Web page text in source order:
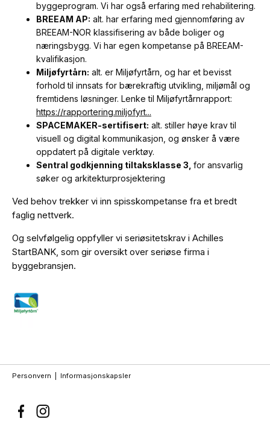
byggeprogram. Vi har også erfaring med rehabilitering.
BREEAM AP: alt. har erfaring med gjennomføring av
BREEAM-NOR klassifisering av både boliger og
næringsbygg. Vi har egen kompetanse på BREEAM-
kvalifikasjon.
Miljøfyrtårn: alt. er Miljøfyrtårn, og har et bevisst
forhold til innsats for bærekraftig utvikling, miljømål og
fremtidens løsninger. Lenke til Miljøfyrtårnrapport:
https://rapportering.miljofyrt...
SPACEMAKER-sertifisert: alt. stiller høye krav til
visuell og digital kommunikasjon, og ønsker å være
oppdatert på digitale verktøy.
Sentral godkjenning tiltaksklasse 3, for ansvarlig
søker og arkitekturprosjektering
Ved behov trekker vi inn spisskompetanse fra et bredt
faglig nettverk.
Og selvfølgelig oppfyller vi seriøsitetskrav i Achilles
StartBANK, som gir oversikt over seriøse firma i
byggebransjen.
Personvern Informasjonskapsler